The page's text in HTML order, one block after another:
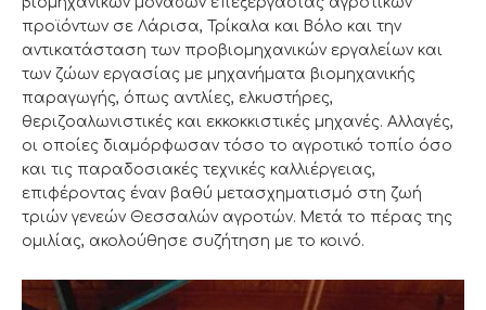
προϊόντων σε Λάρισα, Τρίκαλα και Βόλο και την
αντικατάσταση των προβιομηχανικών εργαλείων και
των ζώων εργασίας με μηχανήματα βιομηχανικής
παραγωγής, όπως αντλίες, ελκυστήρες,
θεριζοαλωνιστικές και εκκοκκιστικές μηχανές. Αλλαγές,
οι οποίες διαμόρφωσαν τόσο το αγροτικό τοπίο όσο
και τις παραδοσιακές τεχνικές καλλιέργειας,
επιφέροντας έναν βαθύ μετασχηματισμό στη ζωή
τριών γενεών Θεσσαλών αγροτών. Μετά το πέρας της
ομιλίας, ακολούθησε συζήτηση με το κοινό.